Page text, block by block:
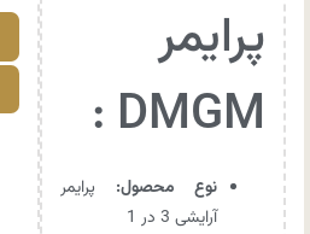
پرایمر
DMGM :
نوع محصول: پرایمر
آرایشی 3 در 1